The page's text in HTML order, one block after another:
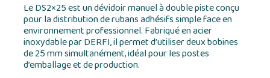
Le DS2×25 est un dévidoir manuel à double piste conçu
pour la distribution de rubans adhésifs simple face en
environnement professionnel. Fabriqué en acier
inoxydable par DERFI, il permet d’utiliser deux bobines
de 25 mm simultanément, idéal pour les postes
d’emballage et de production.